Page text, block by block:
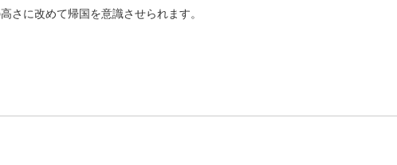
さに改めて帰国を意識させられます。